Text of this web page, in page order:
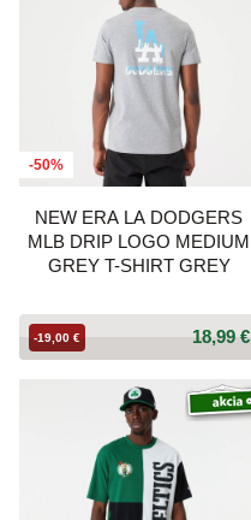
-50%
NEW ERA LA DODGERS
MLB DRIP LOGO MEDIUM
GREY T-SHIRT GREY
18,99 €
-19,00 €